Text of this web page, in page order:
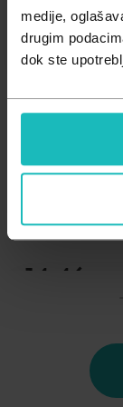
medije,
drugim
dok ste
Zdravlje muškarca
Zdravlje žene
Minerali
Probiotici i
Važna obavijest
14,46
Epid Junior Tus
ekstrakt mirte i